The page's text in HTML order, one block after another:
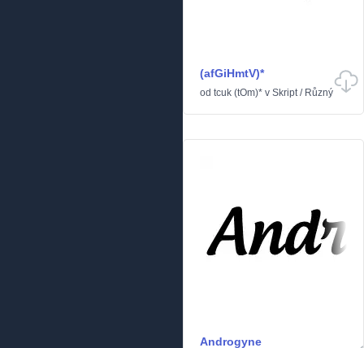
(afGiHmtV)*
od tcuk (tOm)* v Skript/ Různý
Androgyne